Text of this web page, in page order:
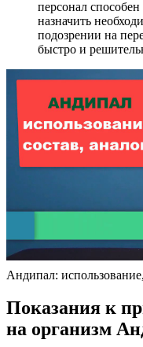
персонал
назначить
подозрении на
быстро и
Андипал:
Показания к
на организм